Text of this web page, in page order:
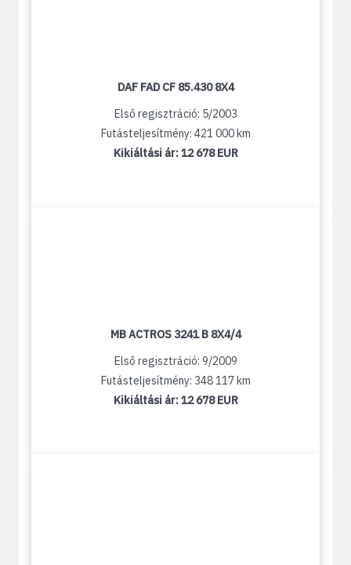
DAF FAD CF 85.430 8X4
Első regisztráció: 5/2003
Futásteljesítmény: 421 000 km
Kikiáltási ár:12 678 EUR
MB ACTROS 3241 B 8X4/4
Első regisztráció: 9/2009
Futásteljesítmény: 348 117 km
Kikiáltási ár:12 678 EUR